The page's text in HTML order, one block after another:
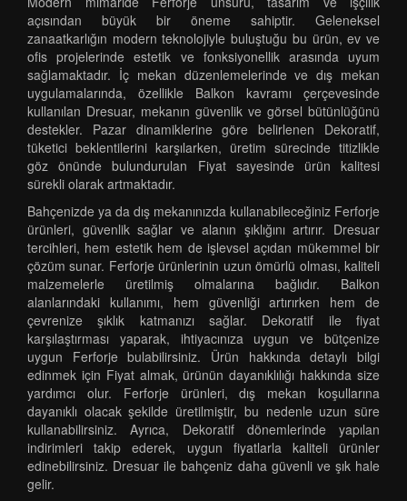
açısından büyük bir öneme sahiptir. Geleneksel
zanaatkarlığın modern teknolojiyle buluştuğu bu ürün, ev ve
ofis projelerinde estetik ve fonksiyonellik arasında uyum
sağlamaktadır. İç mekan düzenlemelerinde ve dış mekan
uygulamalarında, özellikle Balkon kavramı çerçevesinde
kullanılan Dresuar, mekanın güvenlik ve görsel bütünlüğünü
destekler. Pazar dinamiklerine göre belirlenen Dekoratif,
tüketici beklentilerini karşılarken, üretim sürecinde titizlikle
göz önünde bulundurulan Fiyat sayesinde ürün kalitesi
sürekli olarak artmaktadır.
Bahçenizde ya da dış mekanınızda kullanabileceğiniz Ferforje
ürünleri, güvenlik sağlar ve alanın şıklığını artırır. Dresuar
tercihleri, hem estetik hem de işlevsel açıdan mükemmel bir
çözüm sunar. Ferforje ürünlerinin uzun ömürlü olması, kaliteli
malzemelerle üretilmiş olmalarına bağlıdır. Balkon
alanlarındaki kullanımı, hem güvenliği artırırken hem de
çevrenize şıklık katmanızı sağlar. Dekoratif ile fiyat
karşılaştırması yaparak, ihtiyacınıza uygun ve bütçenize
uygun Ferforje bulabilirsiniz. Ürün hakkında detaylı bilgi
edinmek için Fiyat almak, ürünün dayanıklılığı hakkında size
yardımcı olur. Ferforje ürünleri, dış mekan koşullarına
dayanıklı olacak şekilde üretilmiştir, bu nedenle uzun süre
kullanabilirsiniz. Ayrıca, Dekoratif dönemlerinde yapılan
indirimleri takip ederek, uygun fiyatlarla kaliteli ürünler
edinebilirsiniz. Dresuar ile bahçeniz daha güvenli ve şık hale
gelir.